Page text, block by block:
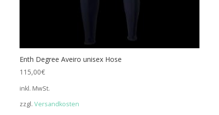
Enth Degree Aveiro unisex Hose
115,00€
inkl. MwSt.
zzgl. Versandkosten